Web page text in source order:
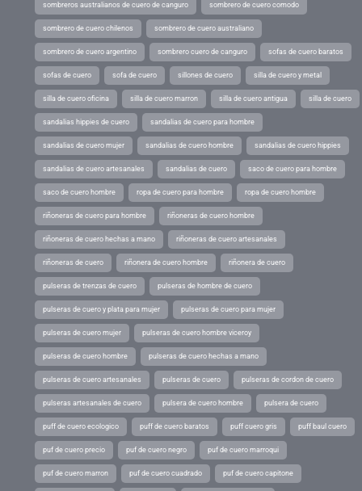
sombreros australianos de cuero de canguro sombrero de cuero comodo
sombrero de cuero chilenos sombrero de cuero australiano
sombrero de cuero argentino sombrero cuero de canguro sofas de cuero baratos
sofas de cuero sofa de cuero sillones de cuero silla de cuero y metal
silla de cuero oficina silla de cuero marron silla de cuero antigua silla de cuero
sandalias hippies de cuero sandalias de cuero para hombre
sandalias de cuero mujer sandalias de cuero hombre sandalias de cuero hippies
sandalias de cuero artesanales sandalias de cuero saco de cuero para hombre
saco de cuero hombre ropa de cuero para hombre ropa de cuero hombre
riñoneras de cuero para hombre riñoneras de cuero hombre
riñoneras de cuero hechas a mano riñoneras de cuero artesanales
riñoneras de cuero riñonera de cuero hombre riñonera de cuero
pulseras de trenzas de cuero pulseras de hombre de cuero
pulseras de cuero y plata para mujer pulseras de cuero para mujer
pulseras de cuero mujer pulseras de cuero hombre viceroy
pulseras de cuero hombre pulseras de cuero hechas a mano
pulseras de cuero artesanales pulseras de cuero pulseras de cordon de cuero
pulseras artesanales de cuero pulsera de cuero hombre pulsera de cuero
puff de cuero ecologico puff de cuero baratos puff cuero gris puff baul cuero
puf de cuero precio puf de cuero negro puf de cuero marroqui
puf de cuero marron puf de cuero cuadrado puf de cuero capitone